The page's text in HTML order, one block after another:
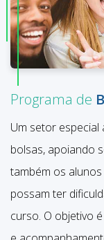
Programa de
Um setor
bolsas, apoiando
também os
possam ter
curso. O objetivo